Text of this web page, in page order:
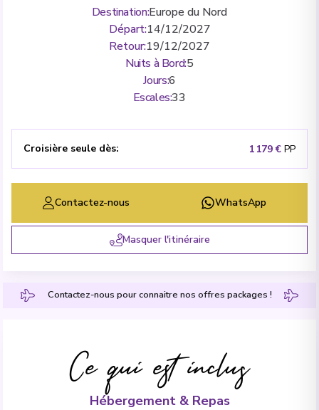
Stokmarknes,Svolvær,Stamsund ,Bodø
,Brønnøysund,Rørvik, Trondheim
Ålesund,Torvik,Måløy,Florø
Destination:Europe du Nord
Départ:14/12/2027
Retour:19/12/2027
Nuits à Bord:5
Jours:6
Escales:33
Croisière seule dès: 1 179 € PP
Contactez-nous WhatsApp
Masquer l'itinéraire
Contactez-nous pour connaitre nos offres packages !
Ce qui est inclus
Hébergement & Repas